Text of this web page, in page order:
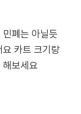
폐는 아닐듯
카트 크기랑
보세요